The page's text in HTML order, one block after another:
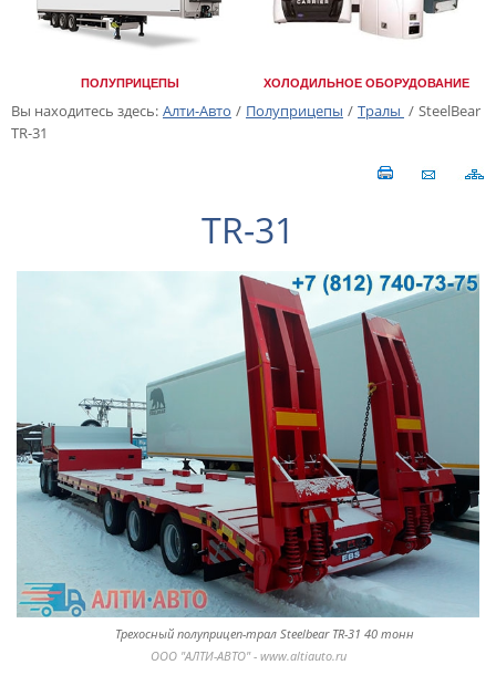
ПОЛУПРИЦЕПЫ ХОЛОДИЛЬНОЕ ОБОРУДОВАНИЕ
Вы находитесь здесь: Алти-Авто / Полуприцепы / Тралы / SteelBear
TR-31
TR-31
Трехосный полуприцеп-трал Steelbear TR-31 40 тонн
ООО "АЛТИ-АВТО" - www.altiauto.ru